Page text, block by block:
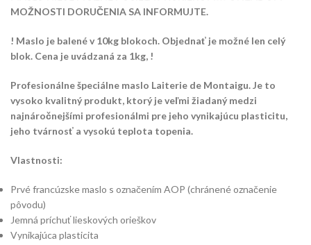
MOŽNOSTI DORUČENIA SA INFORMUJTE.
! Maslo je balené v 10kg blokoch. Objednať je možné len celý
blok. Cena je uvádzaná za 1kg, !
Profesionálne špeciálne maslo Laiterie de Montaigu. Je to
vysoko kvalitný produkt, ktorý je veľmi žiadaný medzi
najnáročnejšími profesionálmi pre jeho vynikajúcu plasticitu,
jeho tvárnosť a vysokú teplota topenia.
Vlastnosti:
Prvé francúzske maslo s označením AOP (chránené označenie
pôvodu)
Jemná príchuť lieskových orieškov
Vynikajúca plasticita